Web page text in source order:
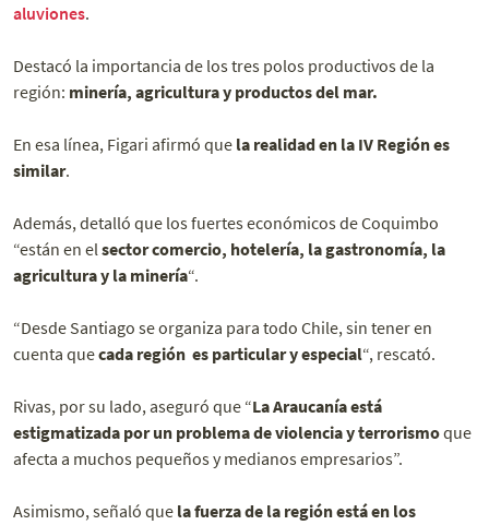
aluviones.
Destacó la importancia de los tres polos productivos de la
región: minería, agricultura y productos del mar.
En esa línea, Figari afirmó que la realidad en la IV Región es
similar.
Además, detalló que los fuertes económicos de Coquimbo
“están en elsector comercio, hotelería, la gastronomía, la
agricultura y la minería“.
“Desde Santiago se organiza para todo Chile, sin tener en
cuenta quecada región es particular y especial“, rescató.
Rivas, por su lado, aseguró que “La Araucanía está
estigmatizada por un problema de violencia y terrorismoque
afecta a muchos pequeños y medianos empresarios”.
Asimismo, señaló que la fuerza de la región está en los